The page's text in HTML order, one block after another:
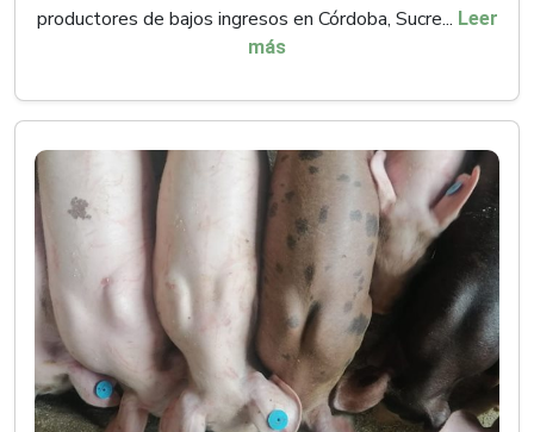
productores de bajos ingresos en Córdoba, Sucre... Leer
más